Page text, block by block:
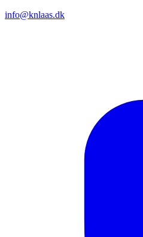
info@knlaas.dk